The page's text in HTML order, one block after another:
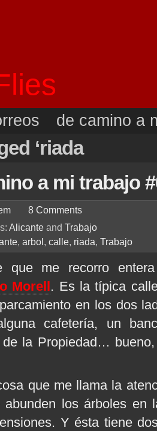
de camino a
‘riada
a mi trabajo
8 Comments
Alicante and Trabajo
, arbol, calle, riada, Trabajo
que me recorro
Morell. Es la típica
en los dos
cafetería, un
de la Propiedad…
que me llama la
abunden los árboles en
Y ésta tiene